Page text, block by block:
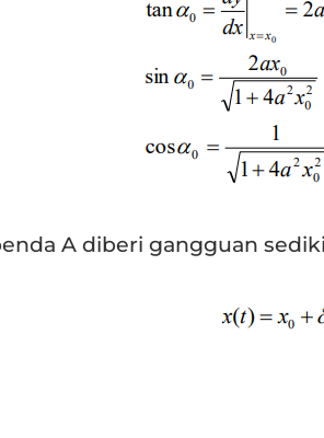
A diberi gangguan